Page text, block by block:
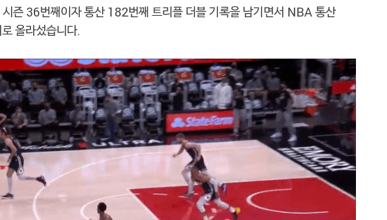
즌 36번째이자 통산 182번째 트리플 더블 기록을 남기면서 NBA 통산
올라섰습니다.